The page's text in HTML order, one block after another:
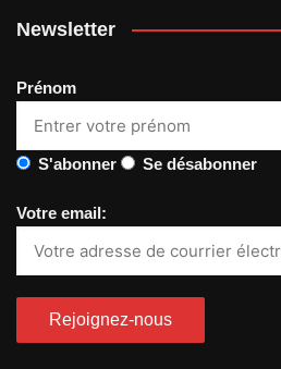
Newsletter
Prénom
S'abonner Se désabonner
Votre email: